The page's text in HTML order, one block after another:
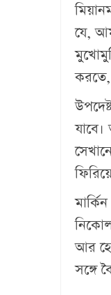
যে,
করতে,
নিকোল
আর
সঙ্গে